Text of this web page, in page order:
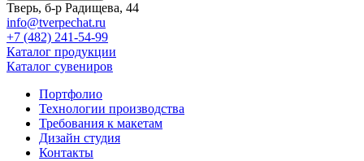
Тверь, б-р Радищева, 44
info@tverpechat.ru
+7 (482) 241-54-99
Каталог продукции
Каталог сувениров
Портфолио
Технологии производства
Требования к макетам
Дизайн студия
Контакты